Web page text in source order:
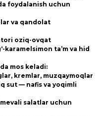
foydalanish uchun
va qandolat
oziq-ovqat
karamelsimon ta’m va hid
mos keladi:
kremlar, muzqaymoqlar
sut — nafis va yoqimli
salatlar uchun